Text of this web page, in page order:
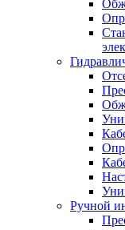
Ручной